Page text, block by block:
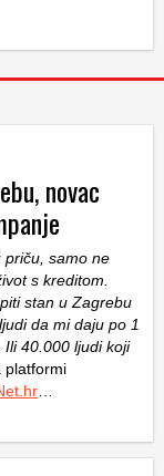
novac
priču, samo ne
s kreditom.
stan u Zagrebu
da mi daju po 1
40.000 ljudi koji
platformi